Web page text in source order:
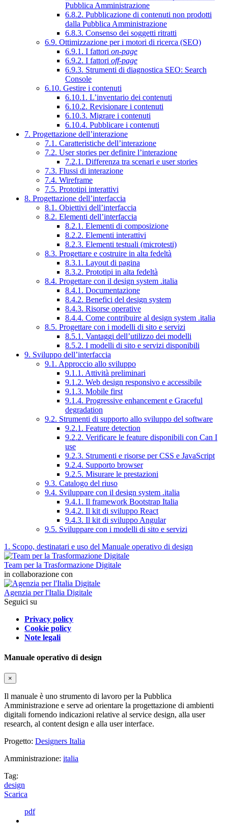
Pubblica Amministrazione
6.8.2. Pubblicazione di contenuti non prodotti
dalla Pubblica Amministrazione
6.8.3. Consenso dei soggetti ritratti
6.9. Ottimizzazione per i motori di ricerca (SEO)
6.9.1. I fattori on-page
6.9.2. I fattori off-page
6.9.3. Strumenti di diagnostica SEO: Search
Console
6.10. Gestire i contenuti
6.10.1. L’inventario dei contenuti
6.10.2. Revisionare i contenuti
6.10.3. Migrare i contenuti
6.10.4. Pubblicare i contenuti
7. Progettazione dell’interazione
7.1. Caratteristiche dell’interazione
7.2. User stories per definire l’interazione
7.2.1. Differenza tra scenari e user stories
7.3. Flussi di interazione
7.4. Wireframe
7.5. Prototipi interattivi
8. Progettazione dell’interfaccia
8.1. Obiettivi dell’interfaccia
8.2. Elementi dell’interfaccia
8.2.1. Elementi di composizione
8.2.2. Elementi interattivi
8.2.3. Elementi testuali (microtesti)
8.3. Progettare e costruire in alta fedeltà
8.3.1. Layout di pagina
8.3.2. Prototipi in alta fedeltà
8.4. Progettare con il design system .italia
8.4.1. Documentazione
8.4.2. Benefici del design system
8.4.3. Risorse operative
8.4.4. Come contribuire al design system .italia
8.5. Progettare con i modelli di sito e servizi
8.5.1. Vantaggi dell’utilizzo dei modelli
8.5.2. I modelli di sito e servizi disponibili
9. Sviluppo dell’interfaccia
9.1. Approccio allo sviluppo
9.1.1. Attività preliminari
9.1.2. Web design responsivo e accessibile
9.1.3. Mobile first
9.1.4. Progressive enhancement e Graceful
degradation
9.2. Strumenti di supporto allo sviluppo del software
9.2.1. Feature detection
9.2.2. Verificare le feature disponibili con Can I
use
9.2.3. Strumenti e risorse per CSS e JavaScript
9.2.4. Supporto browser
9.2.5. Misurare le prestazioni
9.3. Catalogo del riuso
9.4. Sviluppare con il design system .italia
9.4.1. Il framework Bootstrap Italia
9.4.2. Il kit di sviluppo React
9.4.3. Il kit di sviluppo Angular
9.5. Sviluppare con i modelli di sito e servizi
1. Scopo, destinatari e uso del Manuale operativo di design
Team per la Trasformazione Digitale
in collaborazione con
Agenzia per l'Italia Digitale
Seguici su
Privacy policy
Cookie policy
Note legali
Manuale operativo di design
×
Il manuale è uno strumento di lavoro per la Pubblica
Amministrazione e serve ad orientare la progettazione di ambienti
digitali fornendo indicazioni relative al service design, alla user
research, al content design e alla user interface.
Progetto: Designers Italia
Amministrazione: italia
Tag:
design
Scarica
pdf